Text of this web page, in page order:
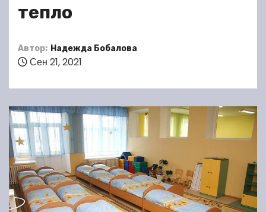
тепло
Автор: Надежда Бобалова
Сен 21, 2021